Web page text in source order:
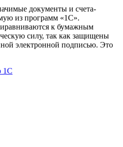
документы и счета-
из программ «1С».
к бумажным
силу, так как защищены
электронной подписью. Это
1С